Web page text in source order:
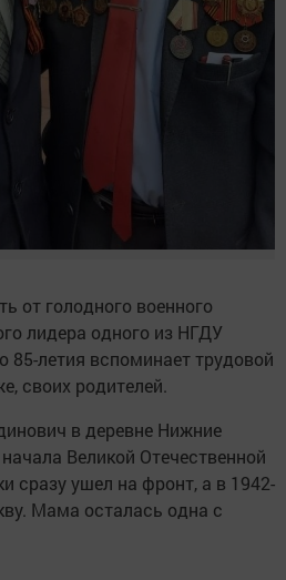
от голодного военного
лидера одного из НГДУ
85-летия вспоминает трудовой
своих родителей.
в деревне Нижние
Великой Отечественной
сразу ушел на фронт, а в 1942-
Мама осталась одна с